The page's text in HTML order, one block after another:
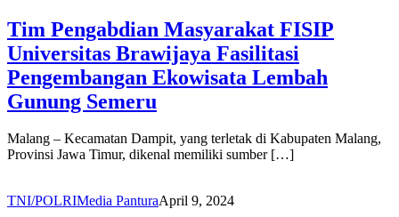
Tim Pengabdian Masyarakat FISIP
Universitas Brawijaya Fasilitasi
Pengembangan Ekowisata Lembah
Gunung Semeru
Malang – Kecamatan Dampit, yang terletak di Kabupaten Malang,
Provinsi Jawa Timur, dikenal memiliki sumber […]
TNI/POLRIMedia PanturaApril 9, 2024